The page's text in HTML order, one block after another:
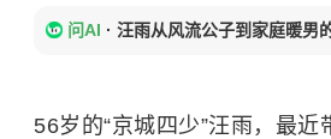
问AI · 汪雨从风流公子到家庭暖男
56岁的“京城四少”汪雨，最